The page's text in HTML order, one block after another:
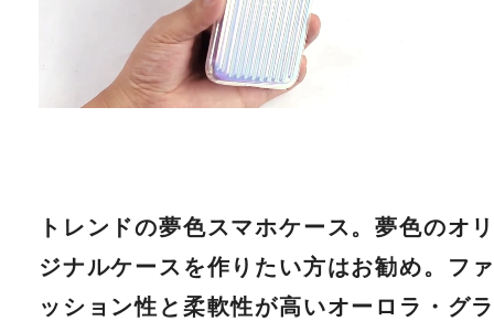
トレンドの夢色スマホケース。夢色のオ
ジナルケースを作りたい方はお勧め。フ
ッション性と柔軟性が高いオーロラ・グ